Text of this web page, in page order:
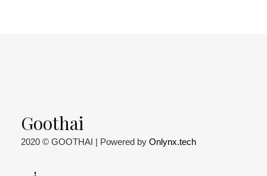
Goothai
2020 © GOOTHAI | Powered by Onlynx.tech